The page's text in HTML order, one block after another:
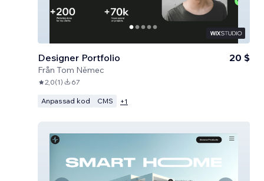
Designer Portfolio
Från Tom Němec
20 $
2,0(1) 67
Anpassad kod CMS +1